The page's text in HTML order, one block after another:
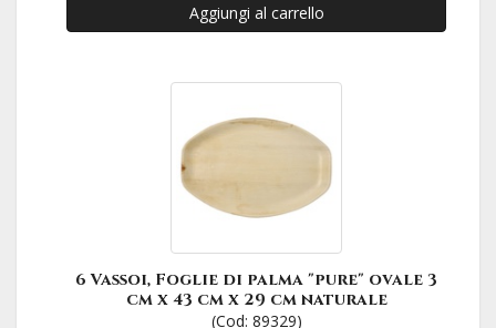
Aggiungi al carrello
6 Vassoi, Foglie di palma "pure" ovale 3
cm x 43 cm x 29 cm naturale
(Cod: 89329)